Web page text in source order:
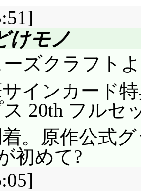
けモノ
ズクラフト
サインカード
ス 20th フルセ
。原作公式
初めて?